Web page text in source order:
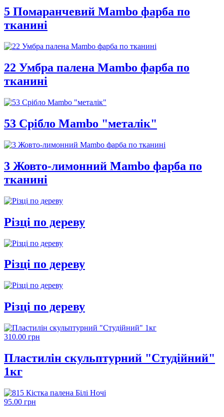
5 Помаранчевий Mambo фарба по
тканині
22 Умбра палена Mambo фарба по
тканині
53 Срібло Mambo "металік"
3 Жовто-лимонний Mambo фарба по
тканині
Різці по дереву
Різці по дереву
Різці по дереву
310.00 грн
Пластилін скульптурний "Студійний"
1кг
95.00 грн